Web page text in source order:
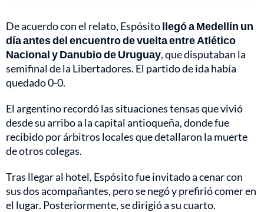
De acuerdo con el relato, Espósitollegó a Medellín un
día antes del encuentro de vuelta entre Atlético
Nacional y Danubio de Uruguay, que disputaban la
semifinal de la Libertadores. El partido de ida había
quedado 0-0.
El argentino recordó las situaciones tensas que vivió
desde su arribo a la capital antioqueña, donde fue
recibido por árbitros locales que detallaron la muerte
de otros colegas.
Tras llegar al hotel, Espósito fue invitado a cenar con
sus dos acompañantes, pero se negó y prefirió comer en
el lugar. Posteriormente, se dirigió a su cuarto.